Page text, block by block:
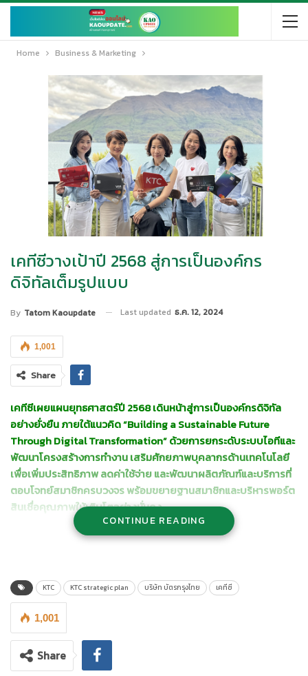
Home Business & Marketing
เคทีซีวางเป้าปี 2568 สู่การเป็นองค์กร
ดิจิทัลเต็มรูปแบบ
By Tatom Kaoupdate Last updated ธ.ค. 12, 2024
1,001
Share
เคทีซีเผยแผนยุทธศาสตร์ปี 2568 เดินหน้าสู่การเป็นองค์กรดิจิทัล
อย่างยั่งยืน ภายใต้แนวคิด “Building a Sustainable Future
Through Digital Transformation” ด้วยการยกระดับระบบไอทีและ
พัฒนาโครงสร้างการทำงาน เสริมศักยภาพบุคลากรด้านเทคโนโลยี
เพื่อเพิ่มประสิทธิภาพ ลดค่าใช้จ่าย และพัฒนาผลิตภัณฑ์และบริการที่
ตอบโจทย์สมาชิกครบวงจร พร้อมขยายฐานสมาชิกและบริหารพอร์ต
สินเชื่อคุณภาพให้เติบโตอย่างมั่นคง
นางพิทยา วรปัญญาสกุล ประธานเจ้าหน้าที่บริหาร “เคทีซี”
ช่วยเพิ่มรายได้ในภาคประชาชนและสร้างโอกาสในการเข้าถึงแหล่ง
เงินทุน ซึ่งถือเป็นสัญญาณบวกกับธุรกิจบริการสินเชื่อผู้บริโภค
สำหรับทิศทางธุรกิจเคทีซีในปี 2568 เราได้เตรียมการเพื่อก้าวสู่
องค์กรดิจิทัลอย่างยั่งยืน ด้วยกลยุทธ์ “Building a Sustainable
Future Through Digital Transformation” บน 4 แนวทางหลัก
ประกอบด้วย
CONTINUE READING
KTC KTC strategic plan บริษัท บัตรกรุงไทย เคทีซี
1,001
Share